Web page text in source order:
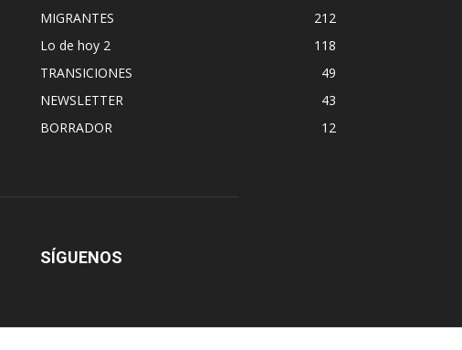
MIGRANTES
212
Lo de hoy 2
118
TRANSICIONES
49
NEWSLETTER
43
BORRADOR
12
SÍGUENOS